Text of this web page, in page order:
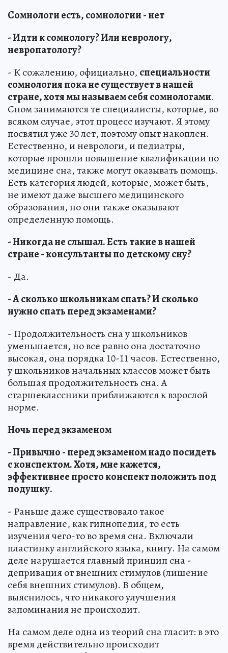
Сомнологи есть, сомнологии - нет
- Идти к сомнологу? Или неврологу,
невропатологу?
- К сожалению, официально, специальности
сомнология пока не существует в нашей
стране, хотя мы называем себя сомнологами.
Сном занимаются те специалисты, которые, во
всяком случае, этот процесс изучают. Я этому
посвятил уже 30 лет, поэтому опыт накоплен.
Естественно, и неврологи, и педиатры,
которые прошли повышение квалификации по
медицине сна, также могут оказывать помощь.
Есть категория людей, которые, может быть,
не имеют даже высшего медицинского
образования, но они также оказывают
определенную помощь.
- Никогда не слышал. Есть такие в нашей
стране - консультанты по детскому сну?
- Да.
- А сколько школьникам спать? И сколько
нужно спать перед экзаменами?
- Продолжительность сна у школьников
уменьшается, но все равно она достаточно
высокая, она порядка 10-11 часов. Естественно,
у школьников начальных классов может быть
большая продолжительность сна. А
старшеклассники приближаются к взрослой
норме.
Ночь перед экзаменом
- Привычно - перед экзаменом надо посидеть
с конспектом. Хотя, мне кажется,
эффективнее просто конспект положить под
подушку.
- Раньше даже существовало такое
направление, как гипнопедия, то есть
изучения чего-то во время сна. Включали
пластинку английского языка, книгу. На самом
деле нарушается главный принцип сна -
депривация от внешних стимулов (лишение
себя внешних стимулов). В общем,
выяснилось, что никакого улучшения
запоминания не происходит.
На самом деле одна из теорий сна гласит: в это
время действительно происходит